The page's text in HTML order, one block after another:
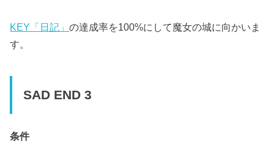
KEY「日記」の達成率を100%にして魔女の城に向かいま
す。
SAD END 3
条件